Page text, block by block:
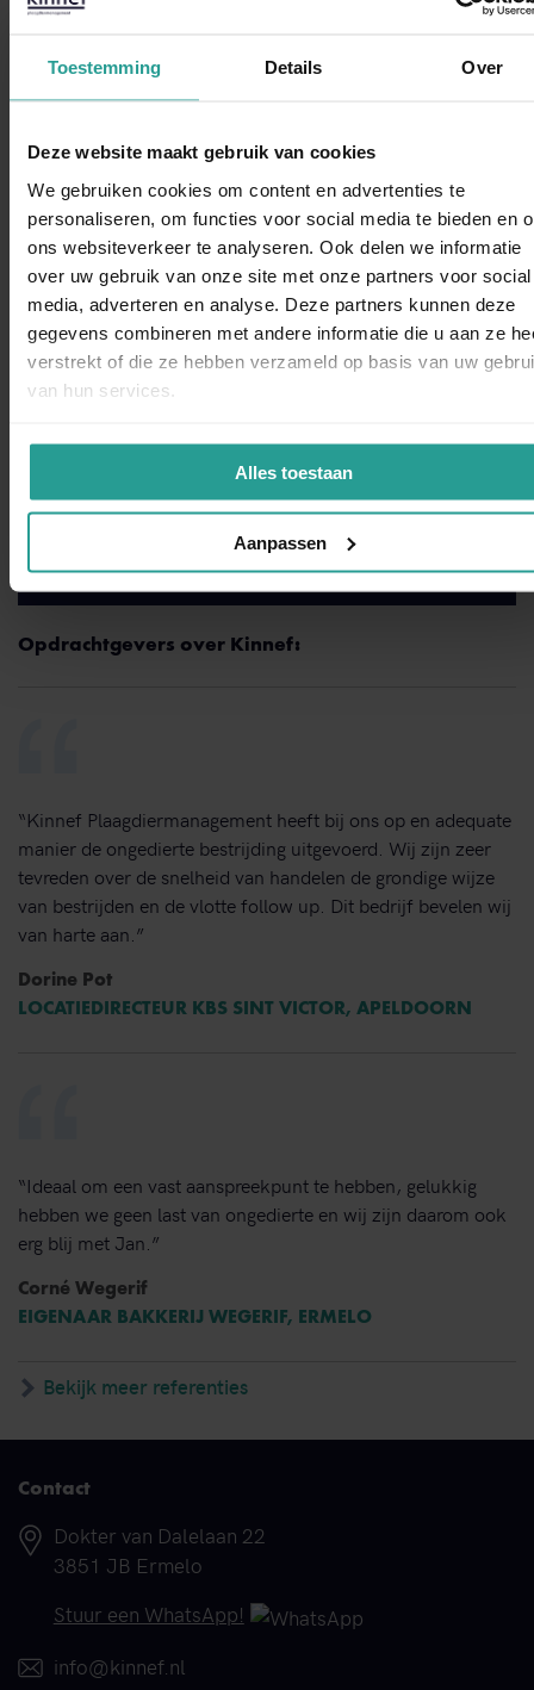
Toestemming Details Over
Deze website maakt gebruik van cookies
We gebruiken cookies om content en advertenties te
personaliseren, om functies voor social media te bieden en
ons websiteverkeer te analyseren. Ook delen we informatie
over uw gebruik van onze site met onze partners voor social
media, adverteren en analyse. Deze partners kunnen deze
gegevens combineren met andere informatie die u aan ze
verstrekt of die ze hebben verzameld op basis van uw
van hun services.
Alles toestaan
Aanpassen
"Voorkomen is beter dan genezen" zegt men. Dit geldt ook
zeker bij ongedierte. Daarom biedt Kinnef
weg blijft. U kunt kiezen uit verschillende pakketten: basis,
compleet of zorgeloos. Meer over ongediertepreventie leest
uhier. Ideaal voor bedrijven!
Neem contact met ons open wij komen zo snel mogelijk bij
je langs in Zwolle.
Neem contact met ons op!
Binnen 1 werkdag antwoord
Opdrachtgevers over Kinnef:
“Kinnef Plaagdiermanagement heeft bij ons op en adequate
manier de ongedierte bestrijding uitgevoerd. Wij zijn zeer
tevreden over de snelheid van handelen de grondige wijze
van bestrijden en de vlotte follow up. Dit bedrijf bevelen wij
van harte aan.”
Dorine Pot
LOCATIEDIRECTEUR KBS SINT VICTOR, APELDOORN
“Ideaal om een vast aanspreekpunt te hebben, gelukkig
hebben we geen last van ongedierte en wij zijn daarom ook
erg blij met Jan.”
Corné Wegerif
EIGENAAR BAKKERIJ WEGERIF, ERMELO
Bekijk meer referenties
Contact
Adres
Dokter van Dalelaan 22
3851 JB Ermelo
Telefoonnummer
Stuur een WhatsApp!
E-mail
info@kinnef.nl